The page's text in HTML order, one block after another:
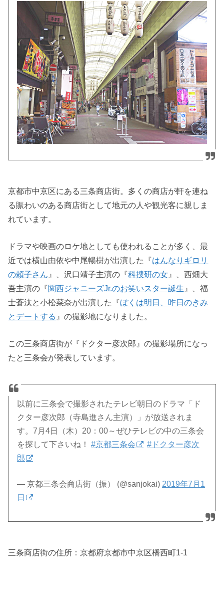
京都市中京区にある三条商店街。多くの商店が軒を連ね
る賑わいのある商店街として地元の人や観光客に親しま
れています。
ドラマや映画のロケ地としても使われることが多く、最
近では横山由依や中尾暢樹が出演した『はんなりギロリ
の頼子さん 』、沢口靖子主演の『科捜研の女 』、西畑大
吾主演の『関西ジャニーズJr.のお笑いスター誕生 』、福
士蒼汰と小松菜奈が出演した『ぼくは明日、昨日のきみ
とデートする 』の撮影地になりました。
この三条商店街が『ドクター彦次郎』の撮影場所になっ
たと三条会が発表しています。
以前に三条会で撮影されたテレビ朝日のドラマ「ド
クター彦次郎（寺島進さん主演）」が放送されま
す。7月4日（木）20：00～ぜひテレビの中の三条会
を探して下さいね！#京都三条会
#ドクター彦次
郎
— 京都三条会商店街（振） (@sanjokai) 2019年7月1
日
三条商店街の住所：京都府京都市中京区橋西町1-1